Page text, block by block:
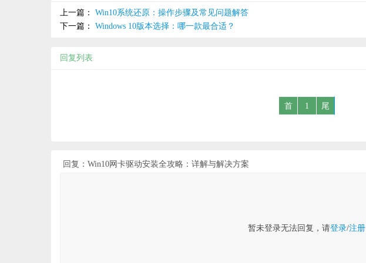
上一篇： Win10系统还原：操作步骤及常见问题解答
下一篇： Windows 10版本选择：哪一款最合适？
回复列表
首 1 尾
回复：Win10网卡驱动安装全攻略：详解与解决方案
暂未登录无法回复，请登录/注册